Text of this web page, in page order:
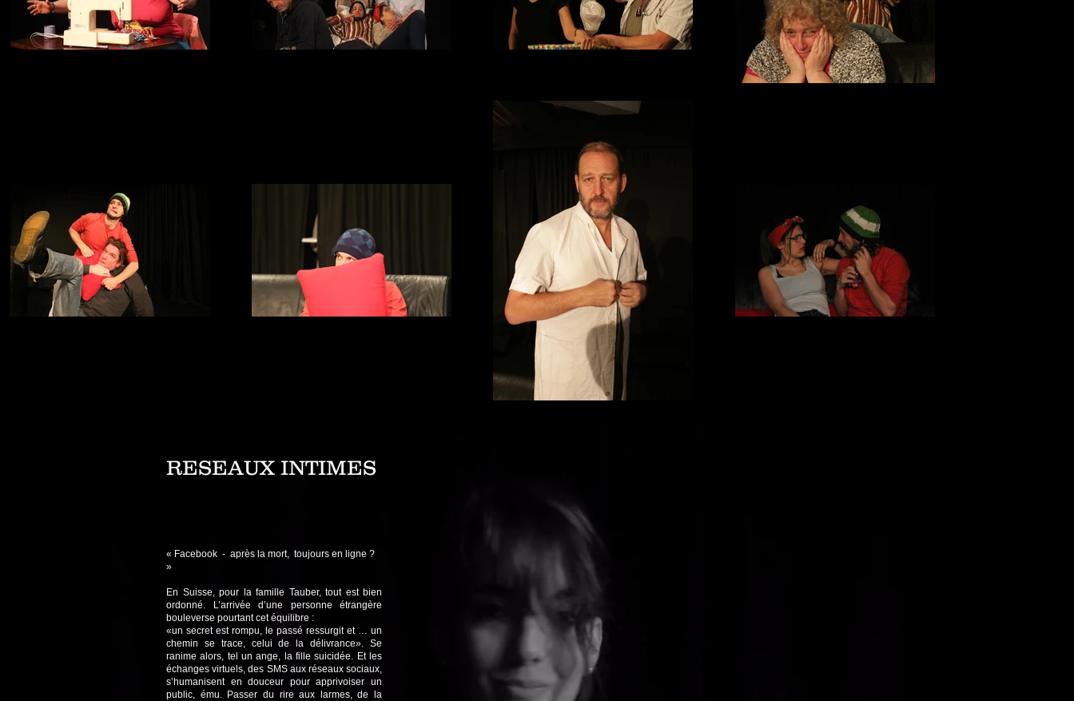
RESEAUX INTIMES
« Facebook - après la mort, toujours en ligne ?
»
En Suisse, pour la famille Tauber, tout est bien
ordonné. L’arrivée d’une personne étrangère
bouleverse pourtant cet équilibre :
«un secret est rompu, le passé ressurgit et … un
chemin se trace, celui de la délivrance». Se
ranime alors, tel un ange, la fille suicidée. Et les
échanges virtuels, des SMS aux réseaux sociaux,
s’humanisent en douceur pour apprivoiser un
public, ému. Passer du rire aux larmes, de la